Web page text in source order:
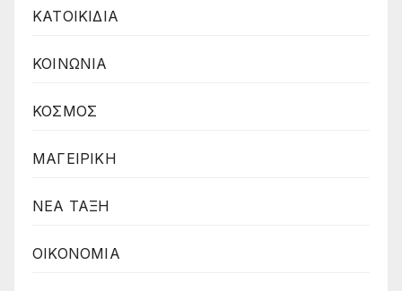
ΚΑΤΟΙΚΙΔΙΑ
ΚΟΙΝΩΝΙΑ
ΚΟΣΜΟΣ
ΜΑΓΕΙΡΙΚΗ
ΝΕΑ ΤΑΞΗ
ΟΙΚΟΝΟΜΙΑ